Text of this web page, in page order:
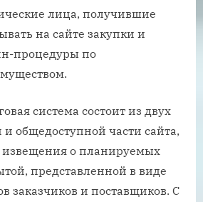
лица, получившие
на сайте закупки и
процедуры по
система состоит из двух
и общедоступной части сайта,
извещения о планируемых
представленной в виде
заказчиков и поставщиков. С